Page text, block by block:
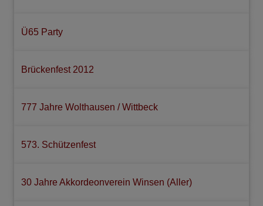
Ü65 Party
Brückenfest 2012
777 Jahre Wolthausen / Wittbeck
573. Schützenfest
30 Jahre Akkordeonverein Winsen (Aller)